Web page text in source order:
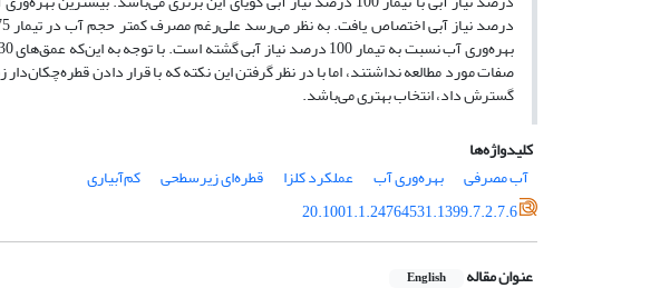
گسترش داد، انتخاب بهتری می‌باشد.
کلیدواژه‌ها
آب مصرفی
بهره‌وری آب عملکرد کلزا قطره‌ای زیر‌سطحی
کم‌آبیاری
20.1001.1.24764531.1399.7.2.7.6
عنوان مقاله English